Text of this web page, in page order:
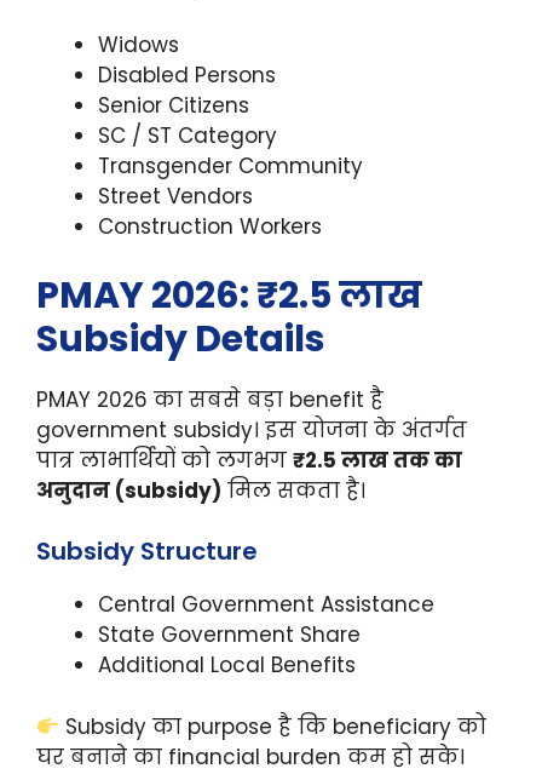
Widows
Disabled Persons
Senior Citizens
SC / ST Category
Transgender Community
Street Vendors
Construction Workers
PMAY 2026: ₹2.5 लाख
Subsidy Details
PMAY 2026 का सबसे बड़ा benefit है
government subsidy। इस योजना के अंतर्गत
पात्र लाभार्थियों को लगभग ₹2.5 लाख तक का
अनुदान (subsidy) मिल सकता है।
Subsidy Structure
Central Government Assistance
State Government Share
Additional Local Benefits
Subsidy का purpose है कि beneficiary को
घर बनाने का financial burden कम हो सके।